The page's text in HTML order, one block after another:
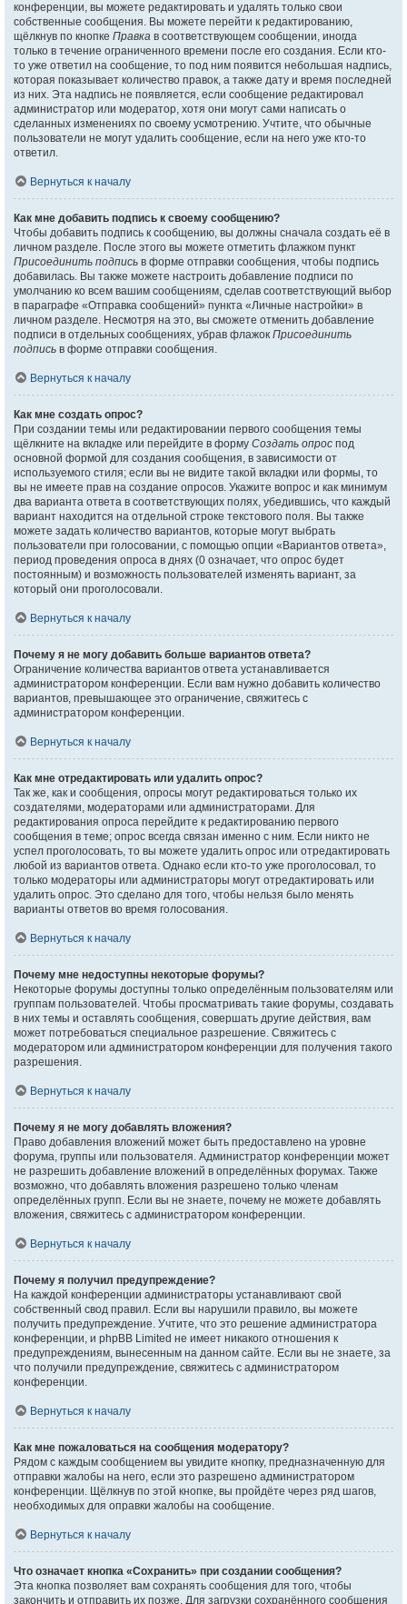
конференции, вы можете редактировать и удалять только свои
собственные сообщения. Вы можете перейти к редактированию,
щёлкнув по кнопке Правка в соответствующем сообщении, иногда
только в течение ограниченного времени после его создания. Если кто-
то уже ответил на сообщение, то под ним появится небольшая надпись,
которая показывает количество правок, а также дату и время последней
из них. Эта надпись не появляется, если сообщение редактировал
администратор или модератор, хотя они могут сами написать о
сделанных изменениях по своему усмотрению. Учтите, что обычные
пользователи не могут удалить сообщение, если на него уже кто-то
ответил.
Вернуться к началу
Как мне добавить подпись к своему сообщению?
Чтобы добавить подпись к сообщению, вы должны сначала создать её в
личном разделе. После этого вы можете отметить флажком пункт
Присоединить подпись в форме отправки сообщения, чтобы подпись
добавилась. Вы также можете настроить добавление подписи по
умолчанию ко всем вашим сообщениям, сделав соответствующий выбор
в параграфе «Отправка сообщений» пункта «Личные настройки» в
личном разделе. Несмотря на это, вы сможете отменить добавление
подписи в отдельных сообщениях, убрав флажок Присоединить
подпись в форме отправки сообщения.
Вернуться к началу
Как мне создать опрос?
При создании темы или редактировании первого сообщения темы
щёлкните на вкладке или перейдите в форму Создать опрос под
основной формой для создания сообщения, в зависимости от
используемого стиля; если вы не видите такой вкладки или формы, то
вы не имеете прав на создание опросов. Укажите вопрос и как минимум
два варианта ответа в соответствующих полях, убедившись, что каждый
вариант находится на отдельной строке текстового поля. Вы также
можете задать количество вариантов, которые могут выбрать
пользователи при голосовании, с помощью опции «Вариантов ответа»,
период проведения опроса в днях (0 означает, что опрос будет
постоянным) и возможность пользователей изменять вариант, за
который они проголосовали.
Вернуться к началу
Почему я не могу добавить больше вариантов ответа?
Ограничение количества вариантов ответа устанавливается
администратором конференции. Если вам нужно добавить количество
вариантов, превышающее это ограничение, свяжитесь с
администратором конференции.
Вернуться к началу
Как мне отредактировать или удалить опрос?
Так же, как и сообщения, опросы могут редактироваться только их
создателями, модераторами или администраторами. Для
редактирования опроса перейдите к редактированию первого
сообщения в теме; опрос всегда связан именно с ним. Если никто не
успел проголосовать, то вы можете удалить опрос или отредактировать
любой из вариантов ответа. Однако если кто-то уже проголосовал, то
только модераторы или администраторы могут отредактировать или
удалить опрос. Это сделано для того, чтобы нельзя было менять
варианты ответов во время голосования.
Вернуться к началу
Почему мне недоступны некоторые форумы?
Некоторые форумы доступны только определённым пользователям или
группам пользователей. Чтобы просматривать такие форумы, создавать
в них темы и оставлять сообщения, совершать другие действия, вам
может потребоваться специальное разрешение. Свяжитесь с
модератором или администратором конференции для получения такого
разрешения.
Вернуться к началу
Почему я не могу добавлять вложения?
Право добавления вложений может быть предоставлено на уровне
форума, группы или пользователя. Администратор конференции может
не разрешить добавление вложений в определённых форумах. Также
возможно, что добавлять вложения разрешено только членам
определённых групп. Если вы не знаете, почему не можете добавлять
вложения, свяжитесь с администратором конференции.
Вернуться к началу
Почему я получил предупреждение?
На каждой конференции администраторы устанавливают свой
собственный свод правил. Если вы нарушили правило, вы можете
получить предупреждение. Учтите, что это решение администратора
конференции, и phpBB Limited не имеет никакого отношения к
предупреждениям, вынесенным на данном сайте. Если вы не знаете, за
что получили предупреждение, свяжитесь с администратором
конференции.
Вернуться к началу
Как мне пожаловаться на сообщения модератору?
Рядом с каждым сообщением вы увидите кнопку, предназначенную для
отправки жалобы на него, если это разрешено администратором
конференции. Щёлкнув по этой кнопке, вы пройдёте через ряд шагов,
необходимых для оправки жалобы на сообщение.
Вернуться к началу
Что означает кнопка «Сохранить» при создании сообщения?
Эта кнопка позволяет вам сохранять сообщения для того, чтобы
закончить и отправить их позже. Для загрузки сохранённого сообщения